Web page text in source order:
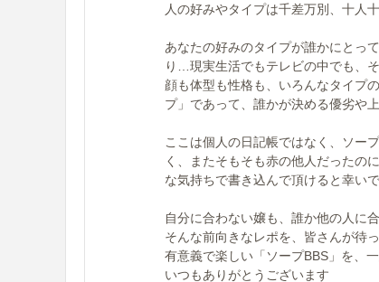
人の好みやタイプは千差万別、十人十
あなたの好みのタイプが誰かにとっ
り…現実生活でもテレビの中でも、
顔も体型も性格も、いろんなタイプ
プ」であって、誰かが決める優劣や
ここは個人の日記帳ではなく、ソー
く、またそもそも赤の他人だったの
な気持ちで書き込んで頂けると幸いで
自分に合わない嬢も、誰か他の人に
そんな前向きなレポを、皆さんが待っ
有意義で楽しい「ソープBBS」を、
いつもありがとうございます